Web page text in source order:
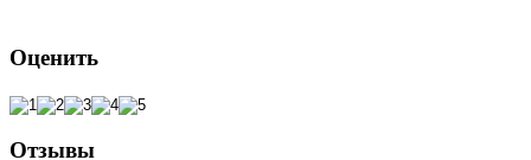
Оценить
Отзывы